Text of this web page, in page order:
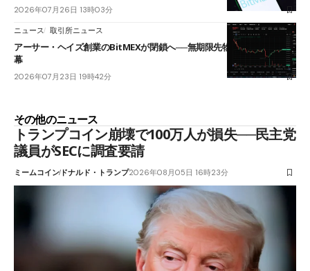
2026年07月26日 13時03分
ニュース 取引所ニュース
アーサー・ヘイズ創業のBitMEXが閉鎖へ──無期限先物を生んだ11年に
幕
2026年07月23日 19時42分
その他のニュース
トランプコイン崩壊で100万人が損失──民主党
議員がSECに調査要請
ミームコインドナルド・トランプ2026年08月05日 16時23分